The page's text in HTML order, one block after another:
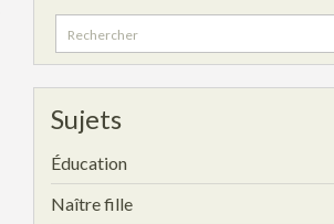
Search
for:
Sujets
Éducation
Naître fille